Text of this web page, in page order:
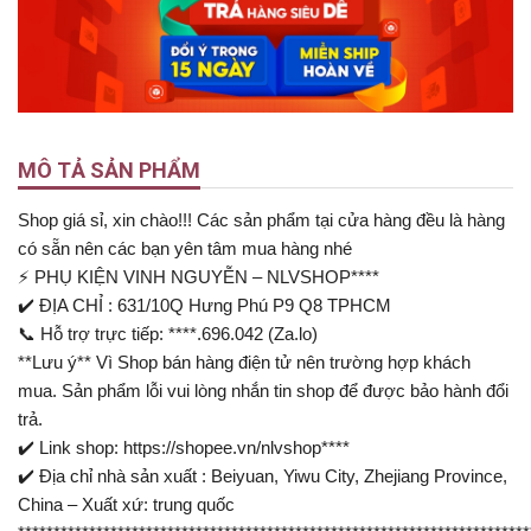
MÔ TẢ SẢN PHẨM
Shop giá sỉ, xin chào!!! Các sản phẩm tại cửa hàng đều là hàng
có sẵn nên các bạn yên tâm mua hàng nhé
⚡ PHỤ KIỆN VINH NGUYỄN – NLVSHOP****
✔️ ĐỊA CHỈ : 631/10Q Hưng Phú P9 Q8 TPHCM
📞 Hỗ trợ trực tiếp: ****.696.042 (Za.lo)
**Lưu ý** Vì Shop bán hàng điện tử nên trường hợp khách
mua. Sản phẩm lỗi vui lòng nhắn tin shop để được bảo hành đổi
trả.
✔️ Link shop: https://shopee.vn/nlvshop****
✔️ Địa chỉ nhà sản xuất : Beiyuan, Yiwu City, Zhejiang Province,
China – Xuất xứ: trung quốc